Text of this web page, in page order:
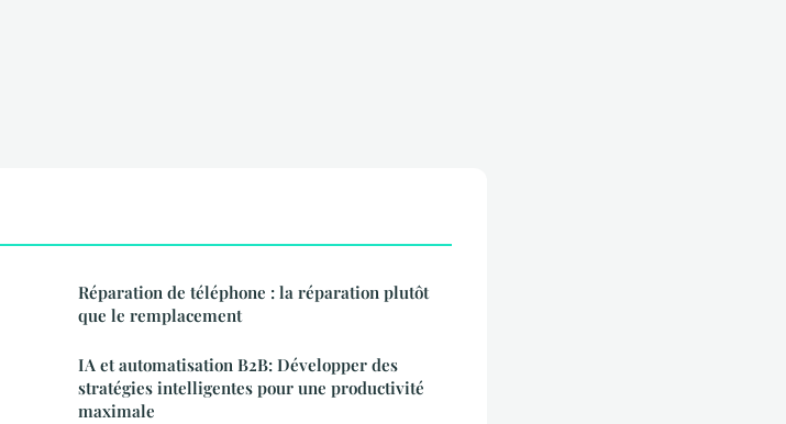
Réparation de téléphone : la réparation plutôt
que le remplacement
IA et automatisation B2B: Développer des
stratégies intelligentes pour une productivité
maximale